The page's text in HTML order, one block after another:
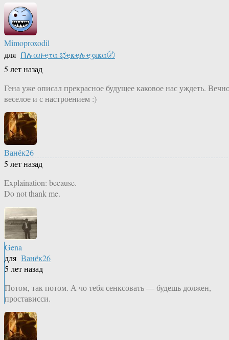
Mimoproxodil
для Ոሉαዙҿτα ಭҿҝҿሉҿʓяҝα〄
5 лет назад
Гена уже описал прекрасное будущее каковое нас уждеть.
веселое и с настроением :)
Ванёк26
5 лет назад
Explaination: because.
Do not thank me.
Gena
для Ванёк26
5 лет назад
Потом, так потом. А чо тебя сенксовать — будешь должен,
простависси.